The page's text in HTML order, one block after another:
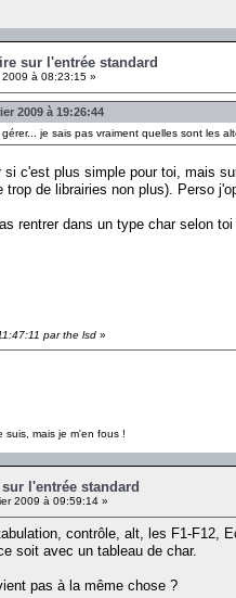
sur l'entrée standard
2009 à 08:23:15 »
2009 à 19:26:44
je sais pas vraiment quelles sont les
si c'est plus simple pour toi, mais
trop de librairies non plus). Perso
rentrer dans un type char selon toi
par the lsd »
suis, mais je m'en fous !
l'entrée standard
2009 à 09:59:14 »
contrôle, alt, les F1-F12,
soit avec un tableau de char.
pas à la même chose ?